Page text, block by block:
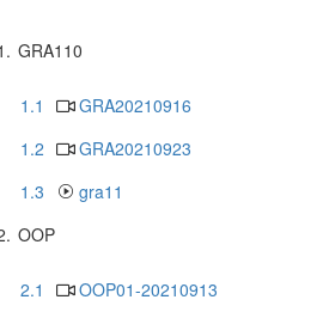
GRA110
1.1
GRA20210916
1.2
GRA20210923
1.3
gra11
OOP
2.1
OOP01-20210913